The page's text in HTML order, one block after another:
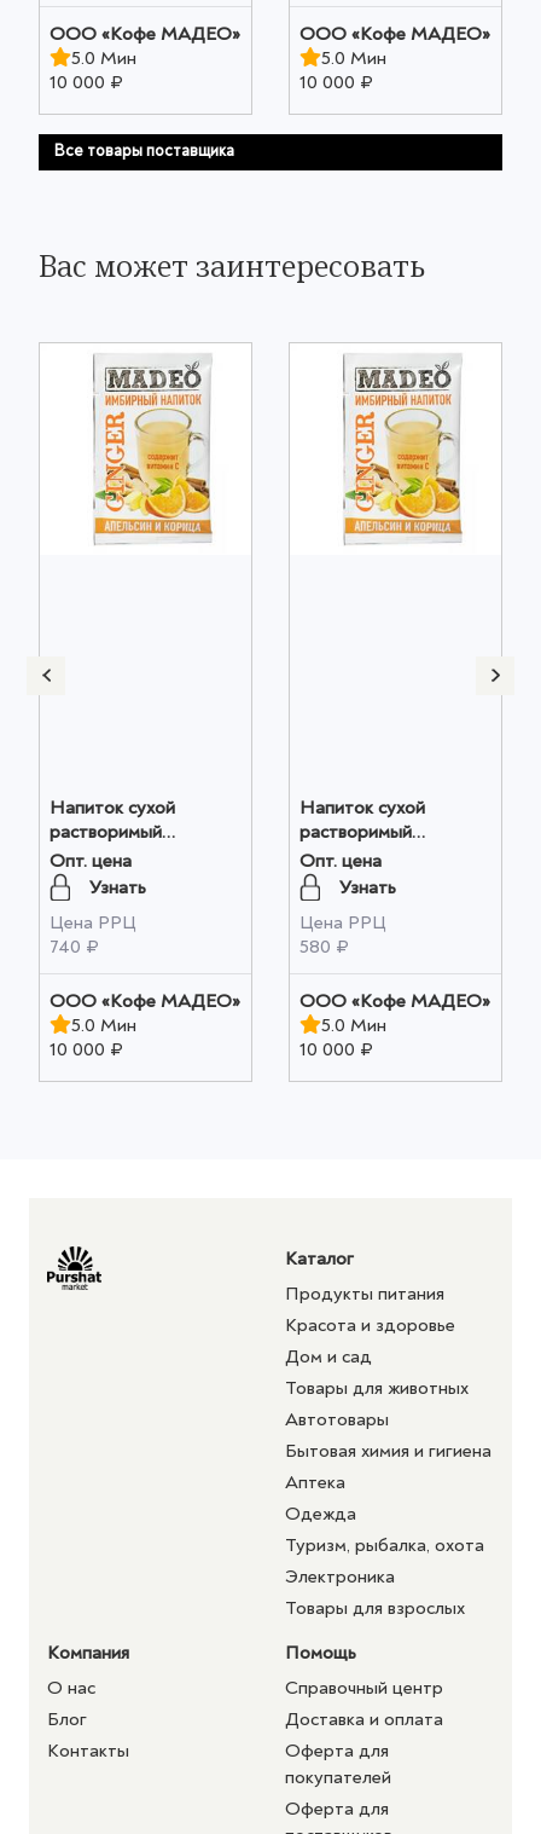
OOO «Кофе МАДЕО»
5.0 Мин
10 000 ₽
OOO «Кофе МАДЕО»
5.0 Мин
10 000 ₽
Все товары поставщика
Вас может заинтересовать
Напиток сухой
растворимый
"Имбирный"
Апельсин-корица
20шт*0,010кг, ТМ
MADEO оптом
Опт. цена
Узнать
Цена РРЦ
740 ₽
OOO «Кофе МАДЕО»
5.0 Мин
10 000 ₽
Напиток сухой
растворимый
"Имбирный"
Апельсин-корица М/У
10шт*0,010кг, ТМ
MADEO оптом
Опт. цена
Узнать
Цена РРЦ
580 ₽
OOO «Кофе МАДЕО»
5.0 Мин
10 000 ₽
Каталог
Продукты питания
Красота и здоровье
Дом и сад
Товары для животных
Автотовары
Бытовая химия и гигиена
Аптека
Одежда
Туризм, рыбалка, охота
Электроника
Товары для взрослых
Компания
О нас
Блог
Контакты
Помощь
Справочный центр
Доставка и оплата
Оферта для
покупателей
Оферта для